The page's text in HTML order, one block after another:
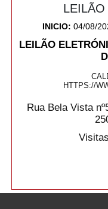
INICIO:04/08/
LEILÃO
HTTPS://
Rua Bela Vista